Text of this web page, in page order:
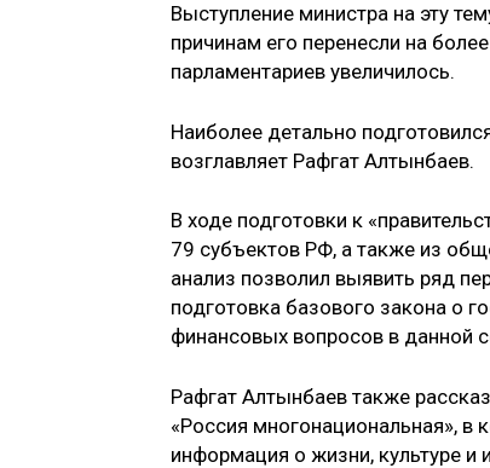
Выступление министра на эту
причинам его перенесли на
парламентариев увеличилось.
Наиболее детально
возглавляет Рафгат Алтынбаев.
В ходе подготовки к
79 субъектов РФ, а также из
анализ позволил выявить ряд
подготовка базового закона о
финансовых вопросов в данной
Рафгат Алтынбаев также
«Россия многонациональная», в
информация о жизни, культуре и